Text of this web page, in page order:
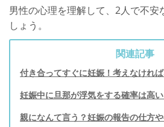
男性の心理を理解して、2人で不安
しょう。
関連記事
付き合ってすぐに妊娠！考えなけれ
妊娠中に旦那が浮気をする確率は高
親になんて言う？妊娠の報告の仕方